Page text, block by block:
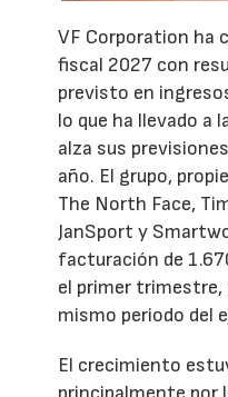
VF Corporation ha
fiscal 2027 con
previsto en
lo que ha llevado a
alza sus
año. El grupo,
The North Face,
JanSport y
facturación de
el primer trimestre,
mismo periodo del
El crecimiento